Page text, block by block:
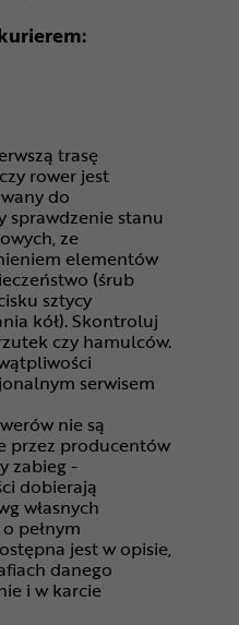
trasę
rower jest
do
sprawdzenie stanu
ze
elementów
(śrub
sztycy
kół). Skontroluj
czy hamulców.
serwisem
nie są
przez producentów
zabieg -
dobierają
własnych
pełnym
jest w opisie,
danego
i w karcie